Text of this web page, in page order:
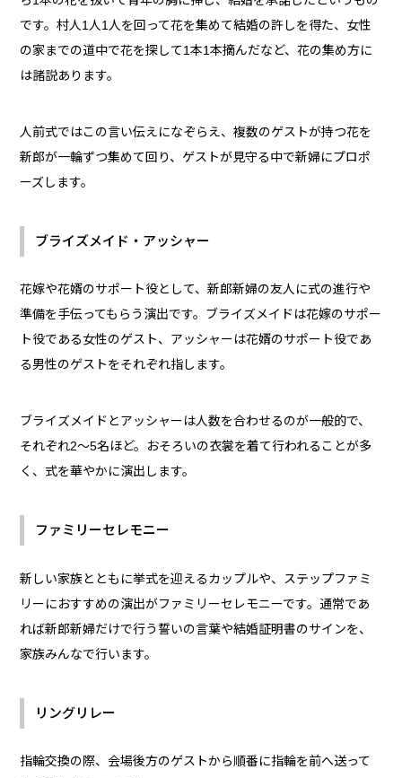
です。村人1人1人を回って花を集めて結婚の許しを得た、女性
の家までの道中で花を探して1本1本摘んだなど、花の集め方に
は諸説あります。
人前式ではこの言い伝えになぞらえ、複数のゲストが持つ花を
新郎が一輪ずつ集めて回り、ゲストが見守る中で新婦にプロポ
ーズします。
ブライズメイド・アッシャー
花嫁や花婿のサポート役として、新郎新婦の友人に式の進行や
準備を手伝ってもらう演出です。ブライズメイドは花嫁のサポー
ト役である女性のゲスト、アッシャーは花婿のサポート役であ
る男性のゲストをそれぞれ指します。
ブライズメイドとアッシャーは人数を合わせるのが一般的で、
それぞれ2～5名ほど。おそろいの衣裳を着て行われることが多
く、式を華やかに演出します。
ファミリーセレモニー
新しい家族とともに挙式を迎えるカップルや、ステップファミ
リーにおすすめの演出がファミリーセレモニーです。通常であ
れば新郎新婦だけで行う誓いの言葉や結婚証明書のサインを、
家族みんなで行います。
リングリレー
指輪交換の際、会場後方のゲストから順番に指輪を前へ送って